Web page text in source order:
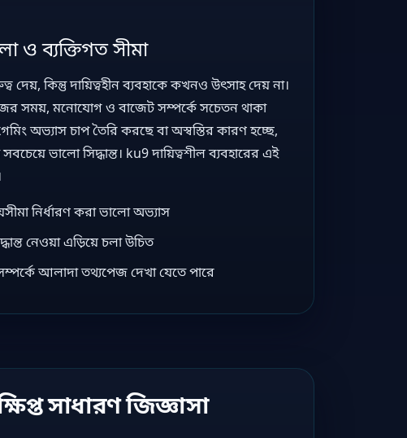
ও ব্যক্তিগত সীমা
দেয়, কিন্তু দায়িত্বহীন ব্যবহাকে কখনও উৎসাহ দেয় না।
সময়, মনোযোগ ও বাজেট সম্পর্কে সচেতন থাকা
অভ্যাস চাপ তৈরি করছে বা অস্বস্তির কারণ হচ্ছে,
ভালো সিদ্ধান্ত। ku9 দায়িত্বশীল ব্যবহারের এই
নির্ধারণ করা ভালো অভ্যাস
নেওয়া এড়িয়ে চলা উচিত
আলাদা তথ্যপেজ দেখা যেতে পারে
সাধারণ জিজ্ঞাসা